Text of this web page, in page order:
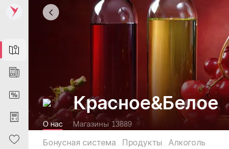
Map
News
DiscountCard
Purchases
Heart
Красное&Белое
О нас Магазины 13889
Бонусная система Продукты
Алкоголь